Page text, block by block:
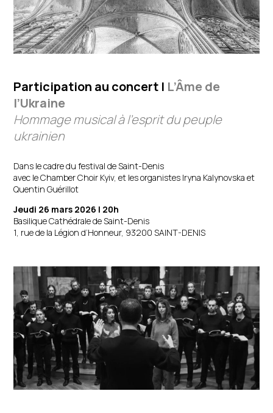
Participation au concert | L’Âme de
l’Ukraine
Hommage musical à l’esprit du peuple
ukrainien
Dans le cadre du festival de Saint-Denis
avec le Chamber Choir Kyiv, et les organistes Iryna Kalynovska et
Quentin Guérillot
Jeudi 26 mars 2026 | 20h
Basilique Cathédrale de Saint-Denis
1, rue de la Légion d’Honneur, 93200 SAINT-DENIS